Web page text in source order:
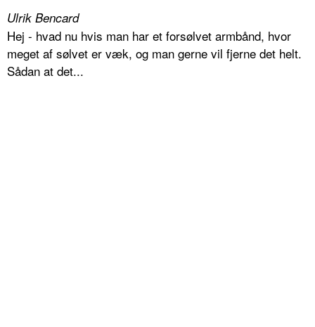
Ulrik Bencard
Hej - hvad nu hvis man har et forsølvet armbånd, hvor
meget af sølvet er væk, og man gerne vil fjerne det helt.
Sådan at det...